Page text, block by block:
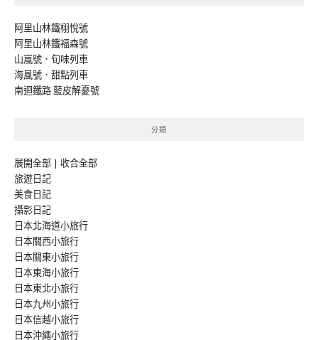
阿里山林鐵栩悅號
阿里山林鐵福森號
山嵐號．旬味列車
海風號．甜點列車
南迴鐵路 藍皮解憂號
分類
展開全部 | 收合全部
旅遊日記
美食日記
攝影日記
日本北海道小旅行
日本關西小旅行
日本關東小旅行
日本東海小旅行
日本東北小旅行
日本九州小旅行
日本信越小旅行
日本沖繩小旅行